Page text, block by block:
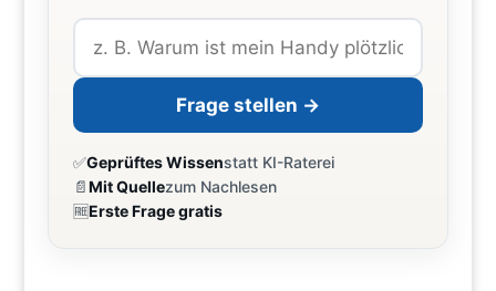
Frage stellen →
✅Geprüftes Wissenstatt KI-Raterei
📄Mit Quellezum Nachlesen
🆓Erste Frage gratis